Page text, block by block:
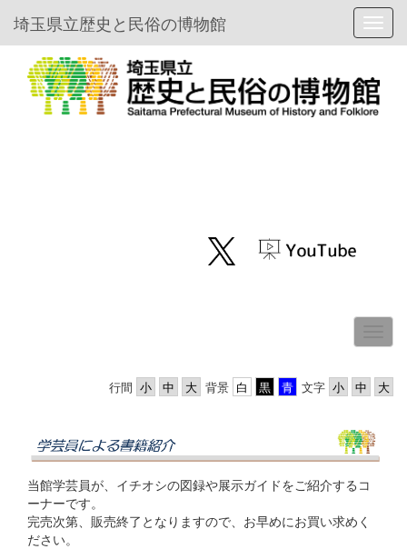
埼玉県立歴史と民俗の博物館
文字
背景
行間
当館学芸員が、イチオシの図録や展示ガイドをご紹介するコ
ーナーです。
完売次第、販売終了となりますので、お早めにお買い求めく
ださい。